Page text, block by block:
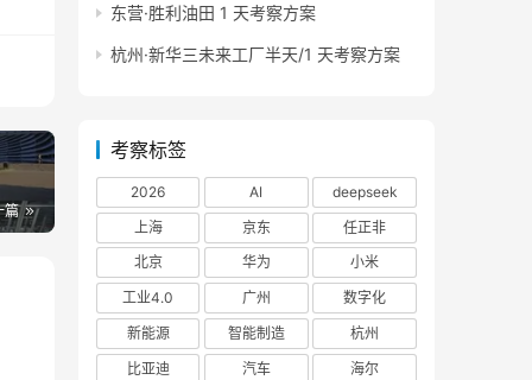
篇
东营·胜利油田 1 天考察方案
杭州·新华三未来工厂半天/1 天考察方案
考察标签
2026 AI
deepseek
上海
京东
任正非
北京
华为
小米
工业4.0
广州
数字化
新能源
智能制造
杭州
比亚迪
汽车
海尔